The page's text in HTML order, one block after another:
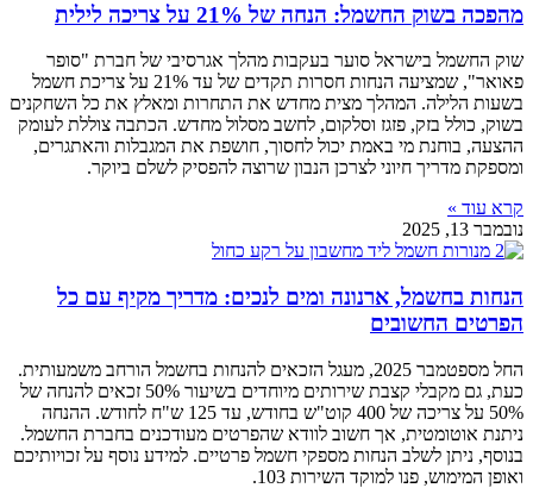
מהפכה בשוק החשמל: הנחה של 21% על צריכה לילית
שוק החשמל בישראל סוער בעקבות מהלך אגרסיבי של חברת "סופר
פאואר", שמציעה הנחות חסרות תקדים של עד 21% על צריכת חשמל
בשעות הלילה. המהלך מצית מחדש את התחרות ומאלץ את כל השחקנים
בשוק, כולל בזק, פזגז וסלקום, לחשב מסלול מחדש. הכתבה צוללת לעומק
ההצעה, בוחנת מי באמת יכול לחסוך, חושפת את המגבלות והאתגרים,
ומספקת מדריך חיוני לצרכן הנבון שרוצה להפסיק לשלם ביוקר.
קרא עוד »
נובמבר 13, 2025
הנחות בחשמל, ארנונה ומים לנכים: מדריך מקיף עם כל
הפרטים החשובים
החל מספטמבר 2025, מעגל הזכאים להנחות בחשמל הורחב משמעותית.
כעת, גם מקבלי קצבת שירותים מיוחדים בשיעור 50% זכאים להנחה של
50% על צריכה של 400 קוט"ש בחודש, עד 125 ש"ח לחודש. ההנחה
ניתנת אוטומטית, אך חשוב לוודא שהפרטים מעודכנים בחברת החשמל.
בנוסף, ניתן לשלב הנחות מספקי חשמל פרטיים. למידע נוסף על זכויותיכם
ואופן המימוש, פנו למוקד השירות 103.